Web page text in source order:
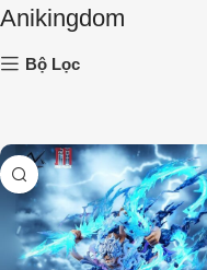
Anikingdom
Bộ Lọc